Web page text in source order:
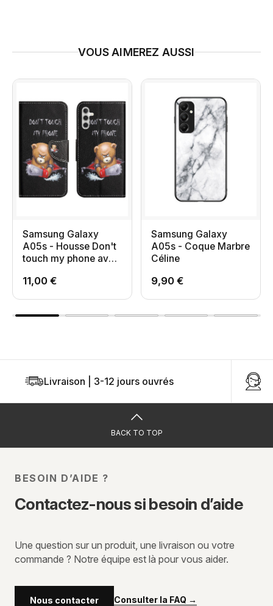
VOUS AIMEREZ AUSSI
Samsung Galaxy
A05s - Housse Don't
touch my phone avec
11,00 €
Samsung Galaxy
A05s - Coque Marbre
Céline
9,90 €
Livraison | 3-12 jours ouvrés
BACK TO TOP
BESOIN D’AIDE ?
Contactez-nous si besoin d’aide
Une question sur un produit, une livraison ou votre
commande ? Notre équipe est là pour vous aider.
Nous contacter Consulter la FAQ →